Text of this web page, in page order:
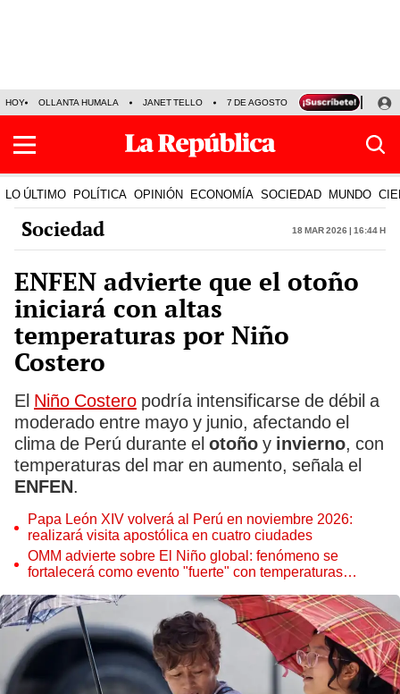
HOY OLLANTA HUMALA JANET TELLO 7 DE AGOSTO TINKA RESULTADOS
LO ÚLTIMO POLÍTICA OPINIÓN ECONOMÍA SOCIEDAD MUNDO
Sociedad 18 Mar 2026 | 16:44 h
ENFEN advierte que el otoño
iniciará con altas
temperaturas por Niño
Costero
El Niño Costero podría intensificarse de débil a
moderado entre mayo y junio, afectando el
clima de Perú durante el otoño y invierno, con
temperaturas del mar en aumento, señala el
ENFEN.
Papa León XIV volverá al Perú en noviembre 2026:
realizará visita apostólica en cuatro ciudades
OMM advierte sobre El Niño global: fenómeno se
fortalecerá como evento "fuerte" con temperaturas